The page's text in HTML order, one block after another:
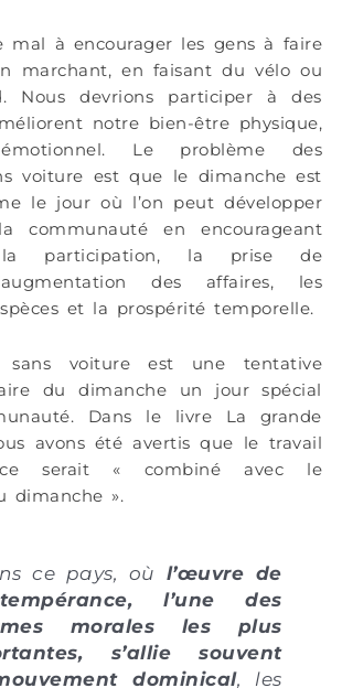
mal à encourager les gens à faire
marchant, en faisant du vélo ou
Nous devrions participer à des
notre bien-être physique,
Le problème des
voiture est que le dimanche est
le jour où l’on peut développer
communauté en encourageant
la participation, la prise de
des affaires, les
et la prospérité temporelle.
sans voiture est une tentative
du dimanche un jour spécial
Dans le livre La grande
avons été avertis que le travail
serait « combiné avec le
dimanche ».
ce pays, où l’œuvre de
l’une des
morales les plus
s’allie souvent
dominical, les